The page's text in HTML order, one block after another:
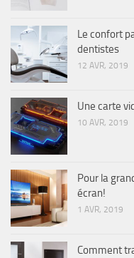
Le confort
dentistes
12 AVR, 2019
Une carte
10 AVR, 2019
Pour la
écran!
1 AVR, 2019
Comment